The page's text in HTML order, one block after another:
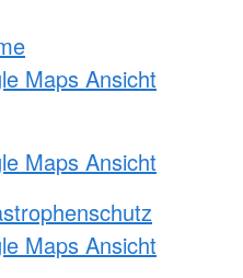
Maps Ansicht
Maps Ansicht
Maps Ansicht